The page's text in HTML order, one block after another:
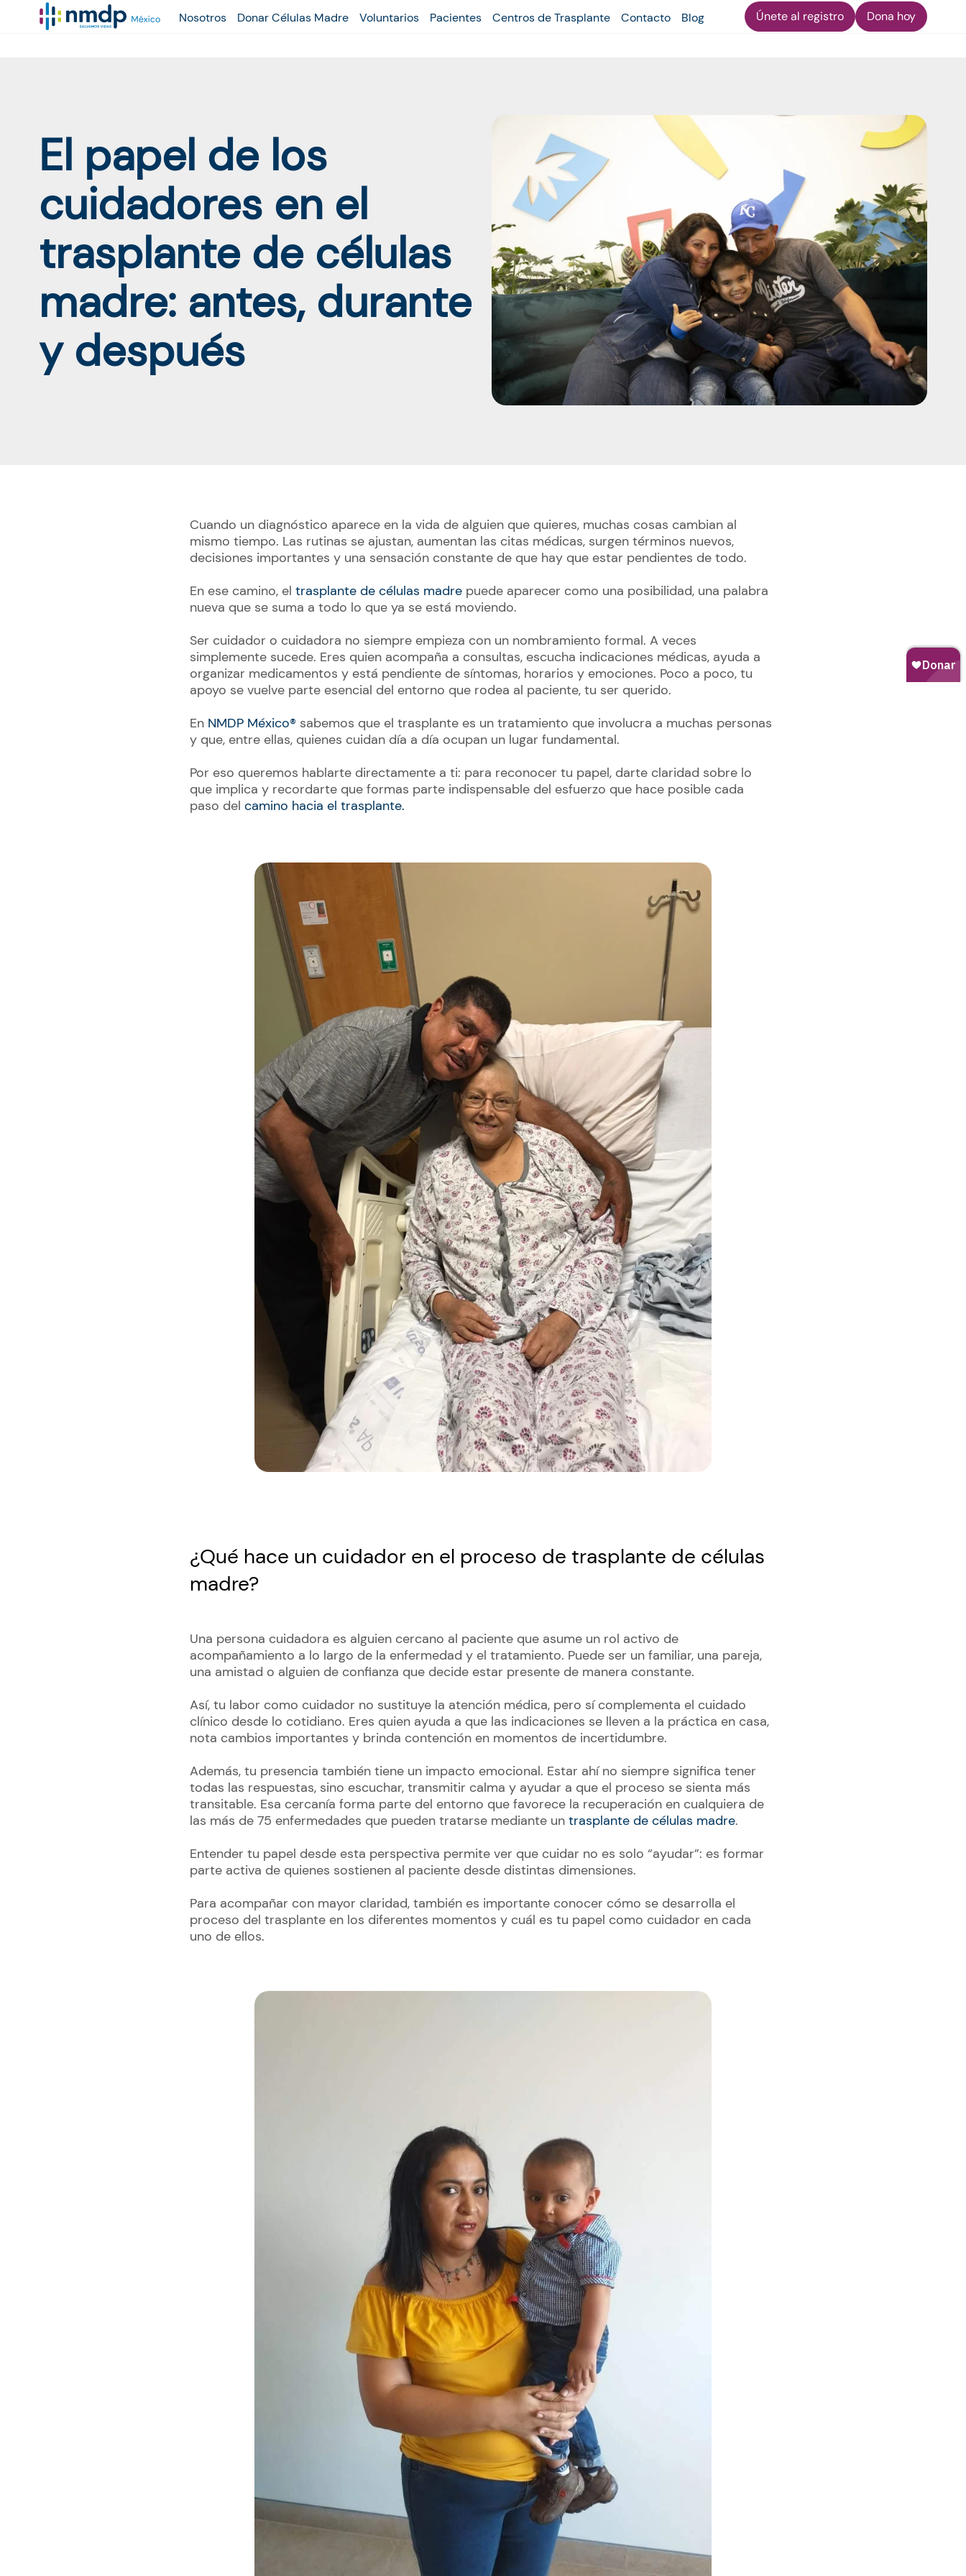
Nosotros Donar Células Madre Voluntarios Pacientes Centros de Trasplante Contacto Blog Únete al registro Dona hoy
El papel de los
cuidadores en el
trasplante de células
madre: antes, durante
y después
Cuando un diagnóstico aparece en la vida de alguien que quieres, muchas cosas cambian al
mismo tiempo. Las rutinas se ajustan, aumentan las citas médicas, surgen términos nuevos,
decisiones importantes y una sensación constante de que hay que estar pendientes de todo.
En ese camino, el trasplante de células madre puede aparecer como una posibilidad, una palabra
nueva que se suma a todo lo que ya se está moviendo.
Ser cuidador o cuidadora no siempre empieza con un nombramiento formal. A veces
simplemente sucede. Eres quien acompaña a consultas, escucha indicaciones médicas, ayuda a
organizar medicamentos y está pendiente de síntomas, horarios y emociones. Poco a poco, tu
apoyo se vuelve parte esencial del entorno que rodea al paciente, tu ser querido.
En NMDP México® sabemos que el trasplante es un tratamiento que involucra a muchas personas
y que, entre ellas, quienes cuidan día a día ocupan un lugar fundamental.
Por eso queremos hablarte directamente a ti: para reconocer tu papel, darte claridad sobre lo
que implica y recordarte que formas parte indispensable del esfuerzo que hace posible cada
paso del camino hacia el trasplante.
¿Qué hace un cuidador en el proceso de trasplante de células
madre?
Una persona cuidadora es alguien cercano al paciente que asume un rol activo de
acompañamiento a lo largo de la enfermedad y el tratamiento. Puede ser un familiar, una pareja,
una amistad o alguien de confianza que decide estar presente de manera constante.
Así, tu labor como cuidador no sustituye la atención médica, pero sí complementa el cuidado
clínico desde lo cotidiano. Eres quien ayuda a que las indicaciones se lleven a la práctica en casa,
nota cambios importantes y brinda contención en momentos de incertidumbre.
Además, tu presencia también tiene un impacto emocional. Estar ahí no siempre significa tener
todas las respuestas, sino escuchar, transmitir calma y ayudar a que el proceso se sienta más
transitable. Esa cercanía forma parte del entorno que favorece la recuperación en cualquiera de
las más de 75 enfermedades que pueden tratarse mediante un trasplante de células madre.
Entender tu papel desde esta perspectiva permite ver que cuidar no es solo “ayudar”: es formar
parte activa de quienes sostienen al paciente desde distintas dimensiones.
Para acompañar con mayor claridad, también es importante conocer cómo se desarrolla el
proceso del trasplante en los diferentes momentos y cuál es tu papel como cuidador en cada
uno de ellos.